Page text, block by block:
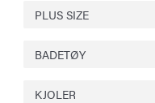
PLUS SIZE
BADETØY
KJOLER